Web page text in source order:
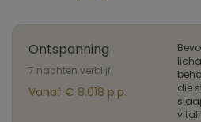
Ontspanning
7 nachten verblijf
Vanaf € 8.018 p.p.
die